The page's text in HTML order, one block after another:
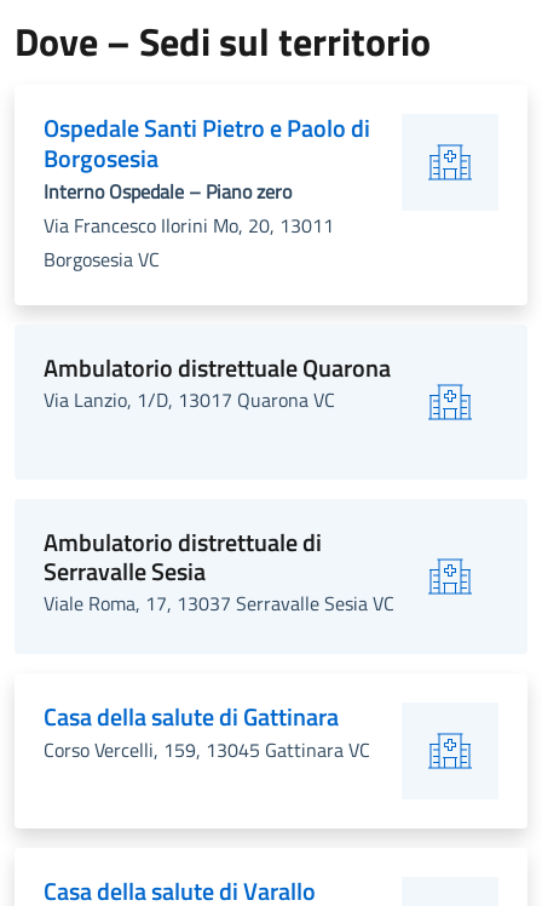
Dove – Sedi sul territorio
Ospedale Santi Pietro e Paolo di
Borgosesia
Interno Ospedale – Piano zero
Via Francesco Ilorini Mo, 20, 13011
Borgosesia VC
Ambulatorio distrettuale Quarona
Via Lanzio, 1/D, 13017 Quarona VC
Ambulatorio distrettuale di
Serravalle Sesia
Viale Roma, 17, 13037 Serravalle Sesia VC
Casa della salute di Gattinara
Corso Vercelli, 159, 13045 Gattinara VC
Casa della salute di Varallo